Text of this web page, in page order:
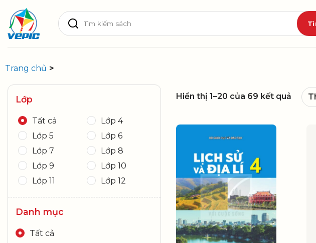
content
Tìm
kiếm:
Trang chủ >
Lớp
Tất cả
Lớp 4
Lớp 5
Lớp 6
Lớp 7
Lớp 8
Lớp 9
Lớp 10
Lớp 11
Lớp 12
Danh mục
Tất cả
Hiển thị 1–20 của 69 kết quả